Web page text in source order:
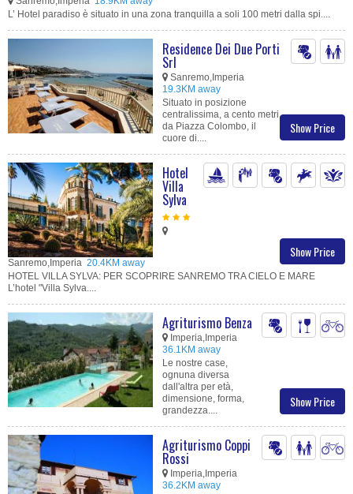
L’ Hotel paradiso è situato in una zona tranquilla a soli 100 metri dalla spi....
Show Price
Residence Dei Due Porti
Srl
Sanremo,Imperia
19.3KM away
Situato in posizione
centralissima, a cento metri
da Piazza Colombo, il
cuore di....
Show Price
Hotel
Villa
Sylva
Sanremo,Imperia 20.4KM away
HOTEL VILLA SYLVA: PER SCOPRIRE SANREMO TRA CIELO E MARE
L’hotel "Villa Sylva....
Show Price
Agriturismo Benza
Imperia,Imperia
36.1KM away
Le nostre case,
ognuna diversa
dall'altra per età,
dimensione, forma,
grandezza....
Agriturismo Coppi
Rossi
Imperia,Imperia
36.2KM away